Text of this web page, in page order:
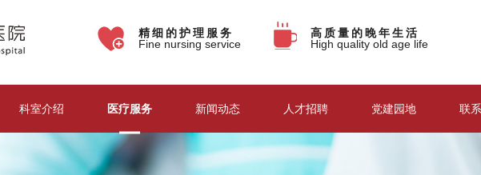
精细的护理服务
Fine nursing service
高质量的晚年生活
High quality old age life
科室介绍 医疗服务 新闻动态 人才招聘 党建园地 联